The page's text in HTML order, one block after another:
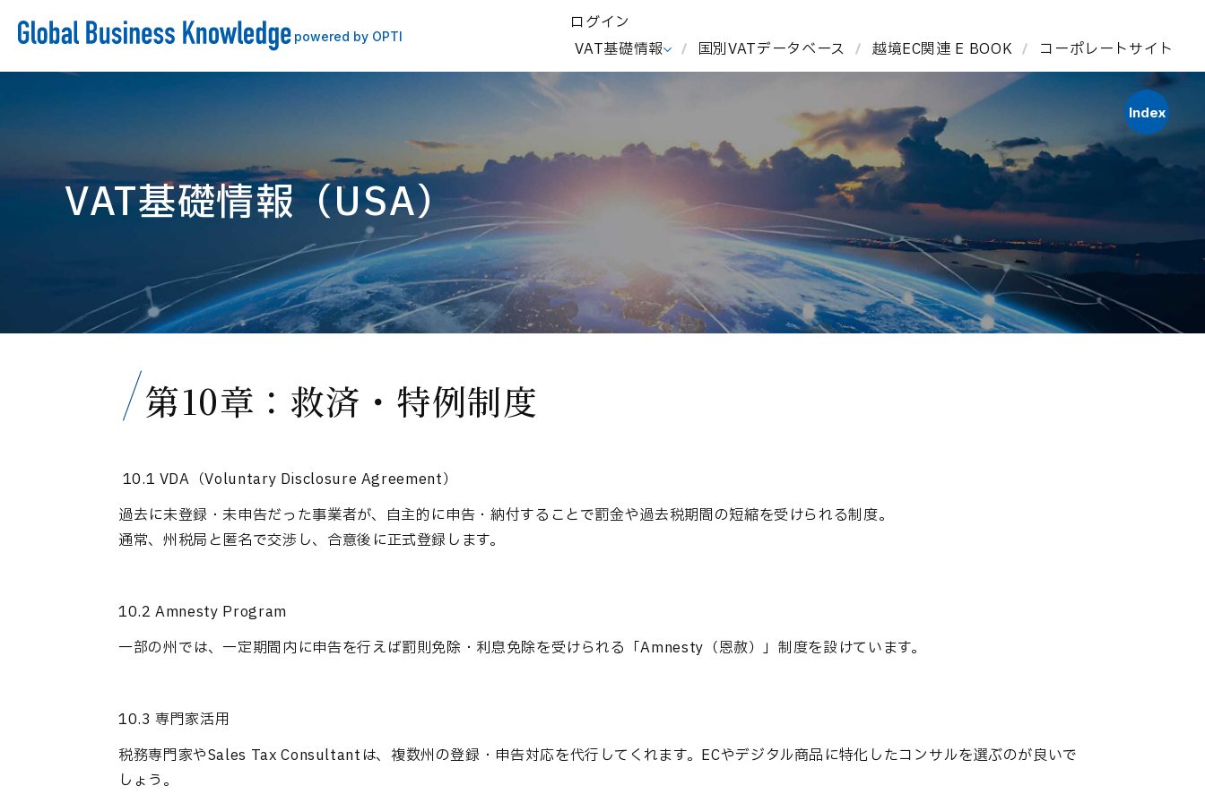
powered by OPTI
VAT基礎情報 国別VATデータベース 越境EC関連 E BOOK コーポレートサイト
ログイン
VAT基礎情報（USA）
第10章：救済・特例制度
10.1 VDA（Voluntary Disclosure Agreement）
過去に未登録・未申告だった事業者が、自主的に申告・納付することで罰金や過去税期間の短縮を受けられる制度。
通常、州税局と匿名で交渉し、合意後に正式登録します。
10.2 Amnesty Program
一部の州では、一定期間内に申告を行えば罰則免除・利息免除を受けられる「Amnesty（恩赦）」制度を設けています。
10.3 専門家活用
税務専門家やSales Tax Consultantは、複数州の登録・申告対応を代行してくれます。ECやデジタル商品に特化したコンサルを選ぶのが良いで
しょう。
Index